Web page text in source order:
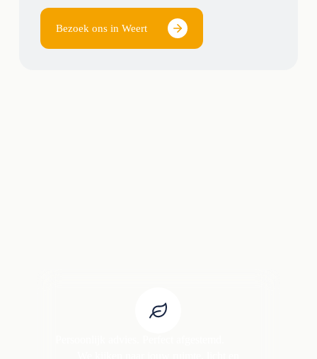
Bezoek ons in Weert